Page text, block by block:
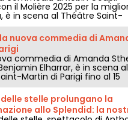
il Molière 2025 per la
è in scena al Théâtre Saint-
fino al 15 novembre
nuova commedia di
commedia di Amanda
Elharrar, è in scena
Martin di Parigi fino al 15
stelle prolungano la
allo Splendid: la